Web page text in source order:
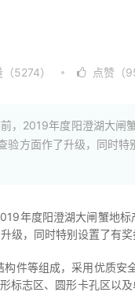
5274） 点赞（
，2019年度阳澄湖大
方面作了升级，同时
度阳澄湖大闸蟹地标
，同时特别设置了有奖
等组成，采用优质安
标志区、圆形卡孔区以